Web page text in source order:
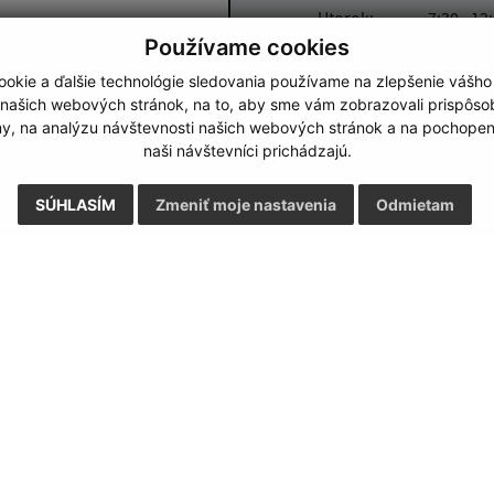
Používame cookies
a ďalšie technológie sledovania používame na zlepšenie
webových stránok, na to, aby sme vám zobrazovali
na analýzu návštevnosti našich webových stránok a na
naši návštevníci prichádzajú.
SÚHLASÍM Odmietam
Zmeniť moje nastavenia
Utorok:
7:30 -
Streda:
Štvrtok:
7:30 -
Piatok:
7:30 -